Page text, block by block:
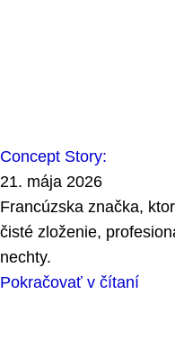
Concept Story:
21. mája 2026
Francúzska značka,
čisté zloženie,
nechty.
Pokračovať v čítaní